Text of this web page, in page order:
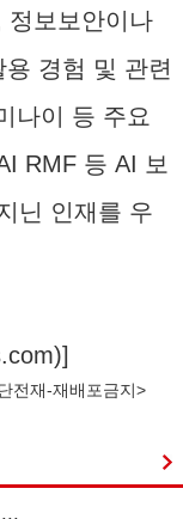
정보보안이나
경험 및 관련
나이 등 주요
RMF 등 AI 보
닌 인재를 우
)]
전재-재배포금지>